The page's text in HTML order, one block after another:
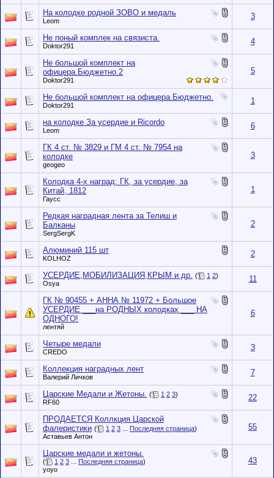
На колодке родной ЗОВО и медаль
Leom 3
Не поный комплек на связиста.
Doktor291 4
Не большой комплект на
офицера.Бюджетно.2
Doktor291
5
Не большой комплект на офицера.Бюджетно.
Doktor291 1
на колодке За усердие и Ricordo
Leom 6
ГК 4 ст. № 3829 и ГМ 4 ст. № 7954 на
колодке
geogeo
3
Колодка 4-х наград: ГК, за усердие, за
Китай, 1812
Гаусс
1
Редкая наградная лента за Телиш и
Балканы
SergSergK
2
Алюминий 115 шт
KOLHOZ 2
УСЕРДИЕ,МОБИЛИЗАЦИЯ,КРЫМ и др. ( 1 2)
Osya
11
ГК № 90455 + АННА № 11972 + Большое
УСЕРДИЕ ___на РОДНЫХ колодках ___ НА
ОДНОГО!
лентяй
6
Четыре медали
CREDO 3
Коллекция наградных лент
Валерий Личков 7
Царские Медали и Жетоны. ( 1 2 3)
RF60
22
ПРОДАЕТСЯ Коллкция Царской
фалеристики ( 1 2 3 Последняя страница)
Аставьев Антон
55
Царские медали и жетоны.
( 1 2 3 Последняя страница)
yoyo
43